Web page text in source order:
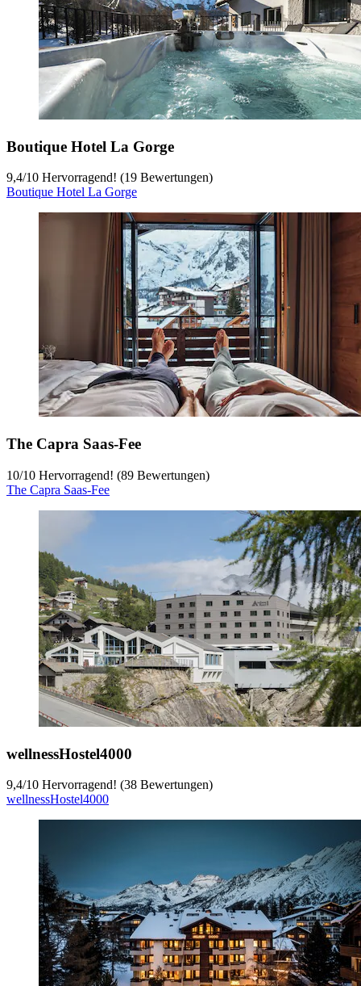
Boutique Hotel La Gorge
9,4/10 Hervorragend! (19 Bewertungen)
Boutique Hotel La Gorge
The Capra Saas-Fee
10/10 Hervorragend! (89 Bewertungen)
The Capra Saas-Fee
wellnessHostel4000
9,4/10 Hervorragend! (38 Bewertungen)
wellnessHostel4000